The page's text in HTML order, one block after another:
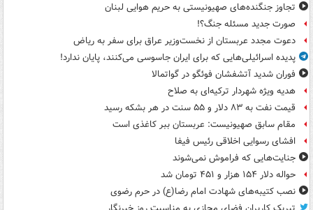
تجاوز جنگنده‌های صهیونیستی به حریم هوایی لبنان
صورت جدید مسئله جنگ؟!
دعوت مجدد عربستان از نخست‌وزیر عراق برای سفر به ریاض
پدیده اسرائیلی‌هایی که برای ایران جاسوسی می‌کنند، پایان ندارد!
فوران شدید آتشفشان فوئگو در گواتمالا
هدیه ویژه شهردار ترکیه‌ای به صلاح
قیمت نفت به ۸۳ دلار و ۵۵ سنت در هر بشکه رسید
مقام سابق صهیونیست: عربستان ببر کاغذی است
افشای رسوایی اخلاقی رئیس فیفا
جنایت‌هایی که فراموش نمی‌شوند
حواله دلار ۱۵۴ هزار و ۴۵۱ تومان شد
نصب کتیبه‌های شهادت امام رضا(ع) در حرم رضوی